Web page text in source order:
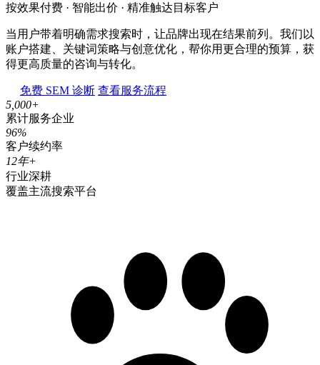
按效果付费 · 智能出价 · 精准触达目标客户
当用户带着明确需求搜索时，让品牌出现在结果前列。我们以
账户搭建、关键词策略与创意优化，帮你用更合理的预算，获
得更高质量的咨询与转化。
免费 SEM 诊断 查看服务流程
5,000+
累计服务企业
96%
客户续约率
12年+
行业深耕
覆盖主流搜索平台